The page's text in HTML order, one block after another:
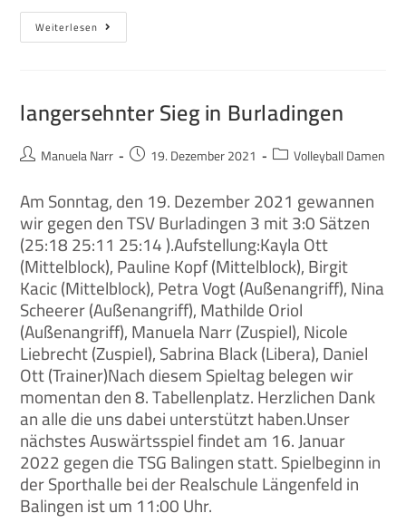
Weiterlesen
langersehnter Sieg in Burladingen
Manuela Narr 19. Dezember 2021 Volleyball Damen
Am Sonntag, den 19. Dezember 2021 gewannen
wir gegen den TSV Burladingen 3 mit 3:0 Sätzen
(25:18 25:11 25:14 ).Aufstellung:Kayla Ott
(Mittelblock), Pauline Kopf (Mittelblock), Birgit
Kacic (Mittelblock), Petra Vogt (Außenangriff), Nina
Scheerer (Außenangriff), Mathilde Oriol
(Außenangriff), Manuela Narr (Zuspiel), Nicole
Liebrecht (Zuspiel), Sabrina Black (Libera), Daniel
Ott (Trainer)Nach diesem Spieltag belegen wir
momentan den 8. Tabellenplatz. Herzlichen Dank
an alle die uns dabei unterstützt haben.Unser
nächstes Auswärtsspiel findet am 16. Januar
2022 gegen die TSG Balingen statt. Spielbeginn in
der Sporthalle bei der Realschule Längenfeld in
Balingen ist um 11:00 Uhr.